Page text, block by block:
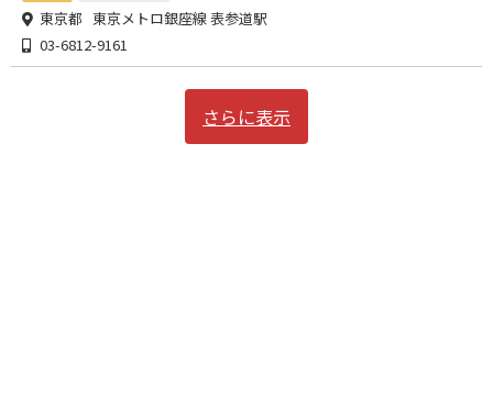
東京都 東京メトロ銀座線 表参道駅
03-6812-9161
さらに表示